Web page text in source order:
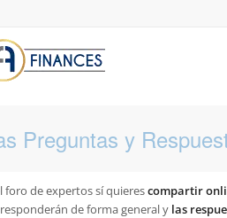
Preguntas y
foro de expertos sí quierescompartir
de forma general y las